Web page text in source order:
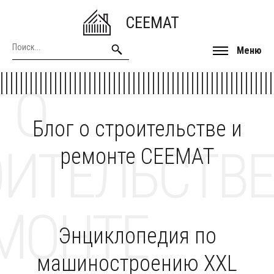
CEEMAT
Меню
Блог о строительстве и
ремонте CEEMAT
О
Энциклопедия по
машиностроению XXL